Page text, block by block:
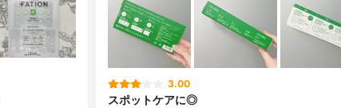
3.00
スポットケアに◎